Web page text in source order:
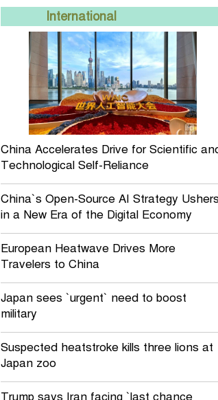
International
China Accelerates Drive for Scientific
Technological Self-Reliance
China`s Open-Source AI Strategy
in a New Era of the Digital Economy
European Heatwave Drives More
Travelers to China
Japan sees `urgent` need to boost
military
Suspected heatstroke kills three lions at
Japan zoo
Trump says Iran facing `last chance